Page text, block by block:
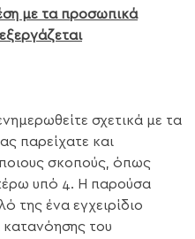
με τα προσωπικά
σχετικά με τα
παρείχατε και
σκοπούς, όπως
υπό 4. Η παρούσα
της ένα εγχειρίδιο
του